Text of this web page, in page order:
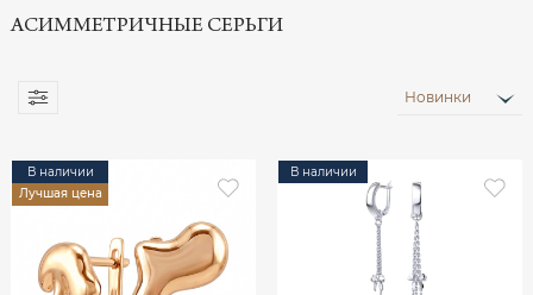
АСИММЕТРИЧНЫЕ СЕРЬГИ
Новинки
В наличии
Лучшая цена
В наличии